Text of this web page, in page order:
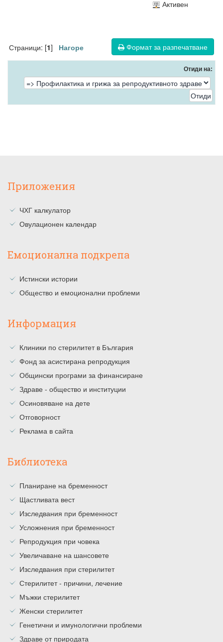
Активен
Формат за разпечатване
Страници: [1] Нагоре
Отиди на:
Приложения
ЧХГ калкулатор
Овулационен календар
Емоционална подкрепа
Истински истории
Общество и емоционални проблеми
Информация
Клиники по стерилитет в България
Фонд за асистирана репродукция
Общински програми за финансиране
Здраве - общество и институции
Осиновяване на дете
Отговорност
Реклама в сайта
Библиотека
Планиране на бременност
Щастливата вест
Изследвания при бременност
Усложнения при бременност
Репродукция при човека
Увеличаване на шансовете
Изследвания при стерилитет
Стерилитет - причини, лечение
Мъжки стерилитет
Женски стерилитет
Генетични и имунологични проблеми
Здраве от природата